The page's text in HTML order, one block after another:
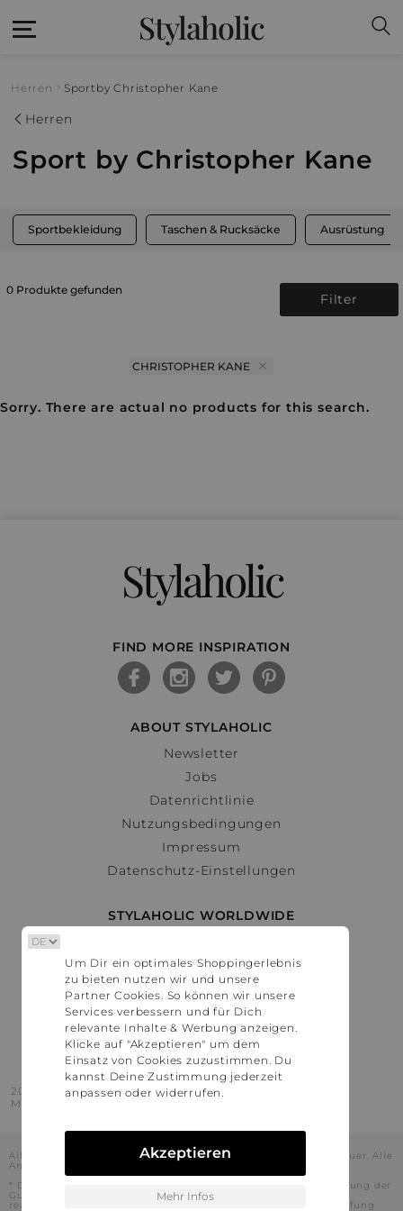
Stylaholic
Herren Sport by Christopher Kane
Herren
Sport by Christopher Kane
Sportbekleidung Taschen & Rucksäcke Ausrüstung
0 Produkte gefunden
Filter
CHRISTOPHER KANE
Sorry. There are actual no products for this search.
Stylaholic
FIND MORE INSPIRATION
ABOUT STYLAHOLIC
Newsletter
Jobs
Datenrichtlinie
Nutzungsbedingungen
Impressum
Datenschutz-Einstellungen
STYLAHOLIC WORLDWIDE
Österreich
Schweiz
France
United States
2016 - 2026 © Stylaholic.
Made for you with love in munich.
Alle Preise inkl. der jeweils geltenden gesetzlichen Mehrwertsteuer. Alle
Angaben ohne Gewähr.
* Die angezeigten Preise beinhalten Rabatte, die durch die Nutzung der
Gutschein-Codes auf den Seiten unserer Partner voraussichtlich
realisiert werden können. Stylaholic führt keine vollständige Prüfung
Um Dir ein optimales Shoppingerlebnis
zu bieten nutzen wir und unsere
Partner Cookies. So können wir unsere
Services verbessern und für Dich
relevante Inhalte & Werbung anzeigen.
Klicke auf "Akzeptieren" um dem
Einsatz von Cookies zuzustimmen. Du
kannst Deine Zustimmung jederzeit
anpassen oder widerrufen.
Akzeptieren
Mehr Infos